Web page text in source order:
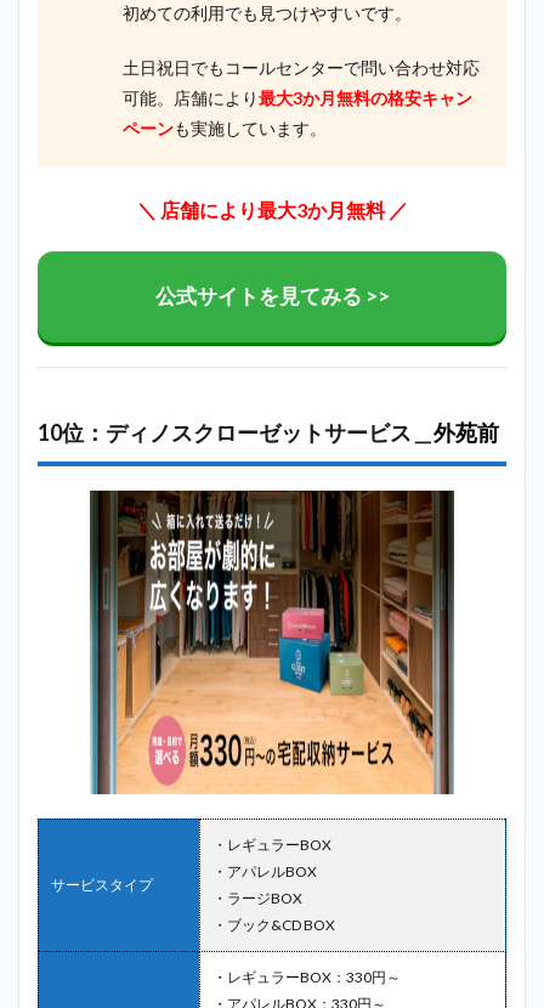
初めての利用でも見つけやすいです。
土日祝日でもコールセンターで問い合わせ対応
可能。店舗により最大3か月無料の格安キャン
ペーンも実施しています。
＼ 店舗により最大3か月無料 ／
公式サイトを見てみる >>
10位：ディノスクローゼットサービス＿ 外苑前
サービスタイプ
・レギュラーBOX
・アパレルBOX
・ラージBOX
・ブック&CD BOX
・レギュラーBOX：330円～
・アパレルBOX：330円～